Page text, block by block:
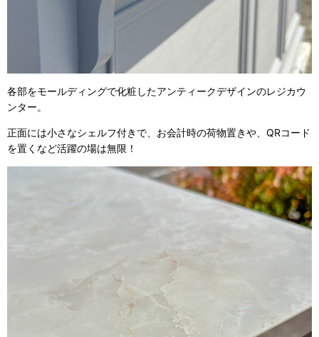
各部をモールディングで化粧したアンティークデザインのレジカウ
ンター。
正面には小さなシェルフ付きで、お会計時の荷物置きや、QRコード
を置くなど活躍の場は無限！